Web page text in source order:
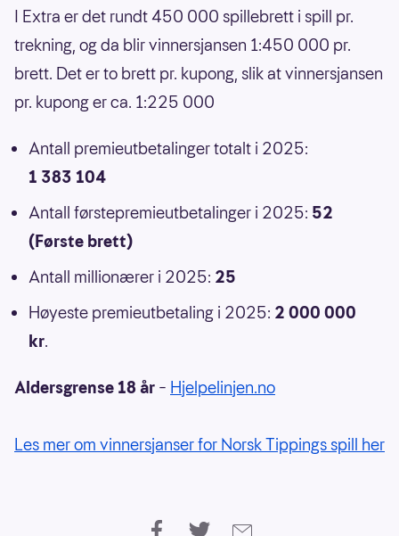
I Extra er det rundt 450 000 spillebrett i spill pr.
trekning, og da blir vinnersjansen 1:450 000 pr.
brett. Det er to brett pr. kupong, slik at vinnersjansen
pr. kupong er ca. 1:225 000
Antall premieutbetalinger totalt i 2025:
1 383 104
Antall førstepremieutbetalinger i 2025: 52
(Første brett)
Antall millionærer i 2025: 25
Høyeste premieutbetaling i 2025: 2 000 000
kr.
Aldersgrense 18 år – Hjelpelinjen.no
Les mer om vinnersjanser for Norsk Tippings spill her